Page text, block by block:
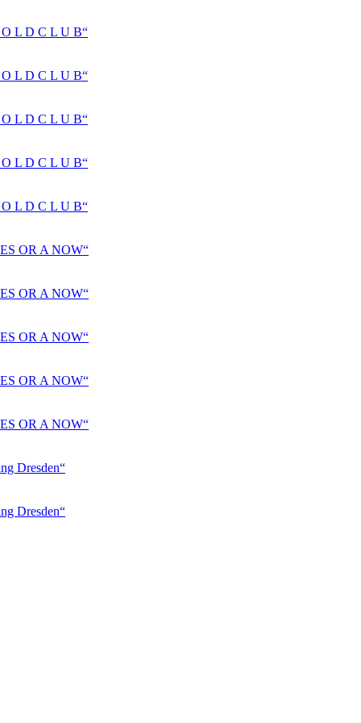
L D C L U B“
L D C L U B“
L D C L U B“
L D C L U B“
L D C L U B“
OR A NOW“
OR A NOW“
OR A NOW“
OR A NOW“
OR A NOW“
Dresden“
Dresden“